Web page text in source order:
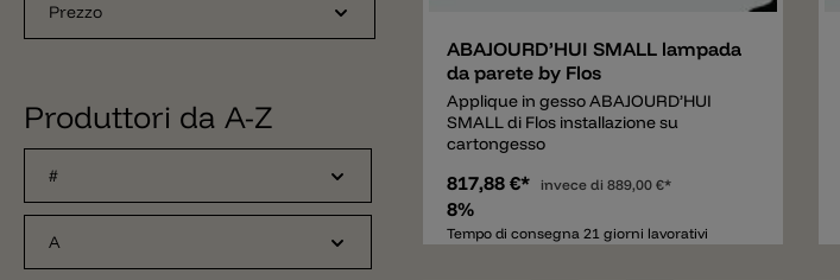
Prezzo
Produttori da A-Z
#
A
ABAJOURD’HUI SMALL lampada
da parete by Flos
Applique in gesso ABAJOURD’HUI
SMALL di Flos installazione su
cartongesso
817,88 €* invece di 889,00 €*
8%
Tempo di consegna 21 giorni lavorativi